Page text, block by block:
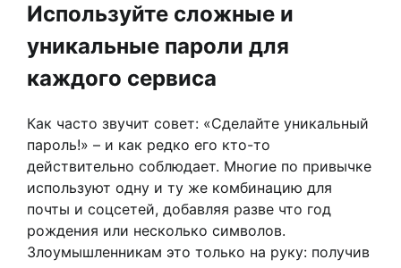
Используйте сложные и
уникальные пароли для
каждого сервиса
Как часто звучит совет: «Сделайте уникальный
пароль!» – и как редко его кто-то
действительно соблюдает. Многие по привычке
используют одну и ту же комбинацию для
почты и соцсетей, добавляя разве что год
рождения или несколько символов.
Злоумышленникам это только на руку: получив